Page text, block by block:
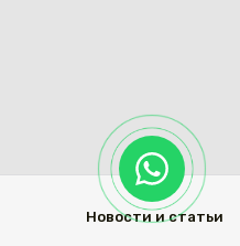
Новости и статьи